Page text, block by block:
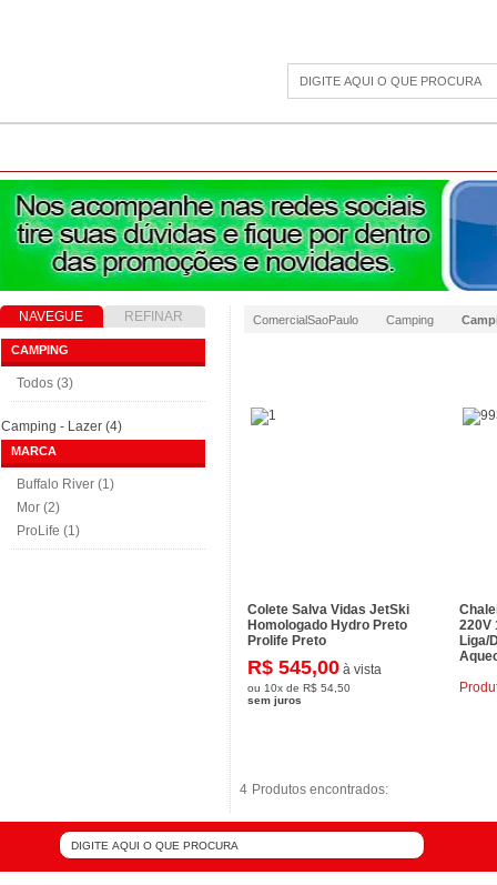
NAVEGUE
REFINAR
RESULTADO
CAMPING
Todos (3)
Camping - Lazer (4)
MARCA
Buffalo River (1)
Mor (2)
ProLife (1)
ComercialSaoPaulo Camping
Produtos encontrados:
4
Colete Salva Vidas JetSki
Homologado Hydro Preto
Prolife Preto
R$ 545,00 à vista
ou 10x de R$ 54,50
sem juros
220V
Liga/
Produtos encontrados:
4